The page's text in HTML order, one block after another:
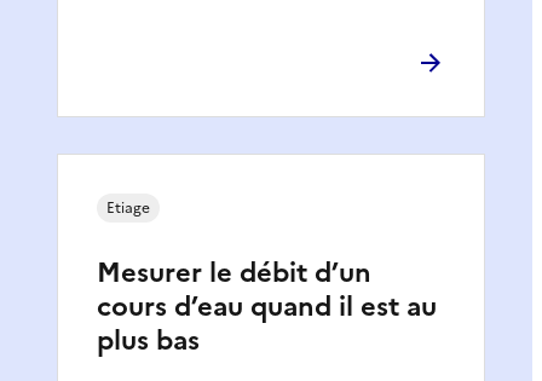
Mesurer le débit d’un
cours d’eau quand il est au
plus bas
Etiage